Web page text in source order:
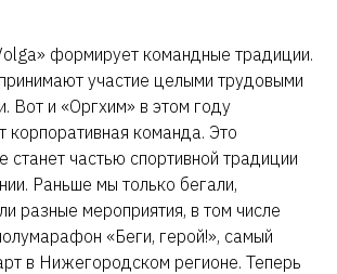
формирует командные традиции.
участие целыми трудовыми
Вот и «Оргхим» в этом году
корпоративная команда. Это
станет частью спортивной традиции
Раньше мы только бегали,
разные мероприятия, в том числе
«Беги, герой!», самый
в Нижегородском регионе. Теперь